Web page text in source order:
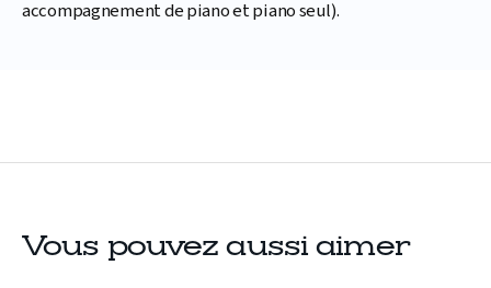
accompagnement de piano et piano seul).
Vous pouvez aussi aimer